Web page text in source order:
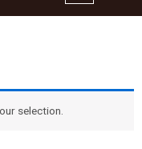
selection.